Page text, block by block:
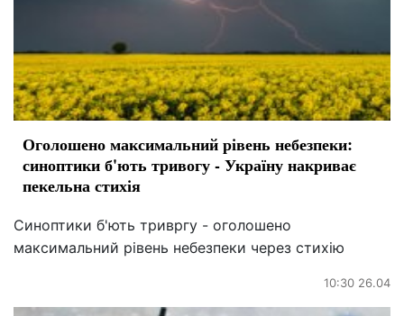
Оголошено максимальний рівень небезпеки:
синоптики б'ють тривогу - Україну накриває
пекельна стихія
Синоптики б'ють тривргу - оголошено
максимальний рівень небезпеки через стихію
10:30 26.04